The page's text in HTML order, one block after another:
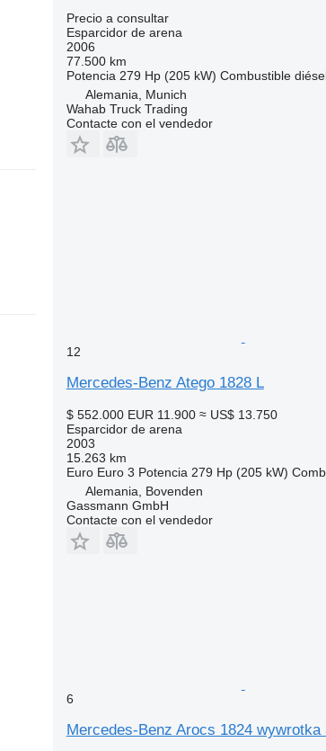
Precio a consultar
Esparcidor de arena
2006
77.500 km
Potencia 279 Hp (205 kW) Combustible
Alemania, Munich
Wahab Truck Trading
Contacte con el vendedor
12
Mercedes-Benz Atego 1828 L
$ 552.000 EUR 11.900 ≈ US$ 13.750
Esparcidor de arena
2003
15.263 km
Euro Euro 3 Potencia 279 Hp (205 kW)
Alemania, Bovenden
Gassmann GmbH
Contacte con el vendedor
6
Mercedes-Benz Arocs 1824 wywrotka